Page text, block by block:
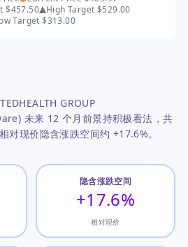
$457.50 High Target $529.00
Target$313.00
GROUP
未来 12 个月前景持积极看法，共
对现价隐含涨跌空间约 +17.6%。
隐含涨跌空间
+17.6%
相对现价